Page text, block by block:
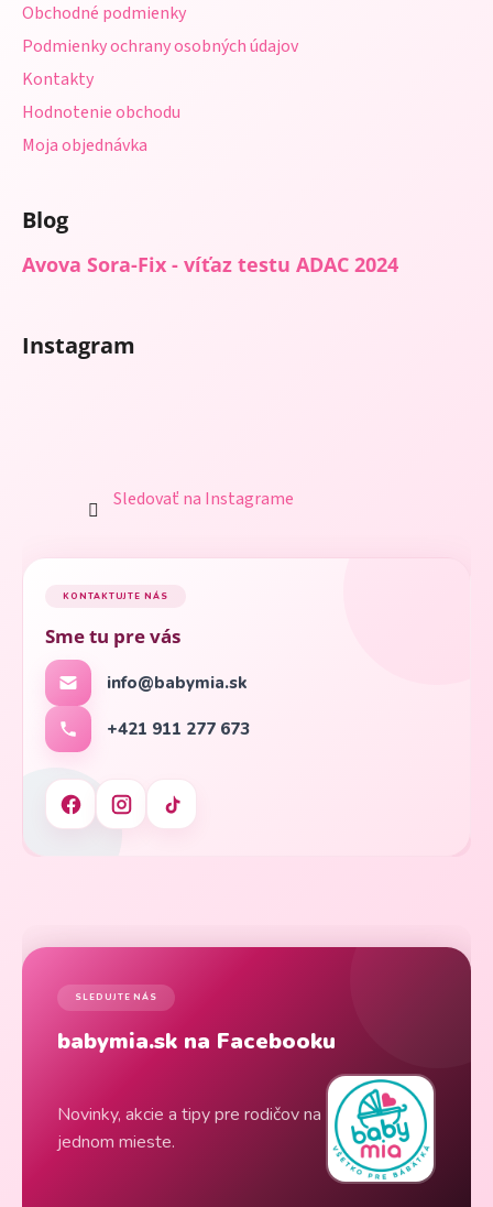
Obchodné podmienky
Podmienky ochrany osobných údajov
Kontakty
Hodnotenie obchodu
Moja objednávka
Blog
Avova Sora-Fix - víťaz testu ADAC 2024
Instagram
Sledovať na Instagrame
KONTAKTUJTE NÁS
Sme tu pre vás
info@babymia.sk
+421 911 277 673
SLEDUJTE NÁS
babymia.sk na Facebooku
Novinky, akcie a tipy pre rodičov na
jednom mieste.